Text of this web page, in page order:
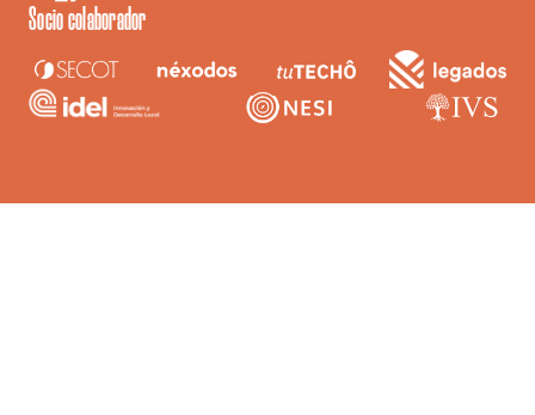
Socio colaborador